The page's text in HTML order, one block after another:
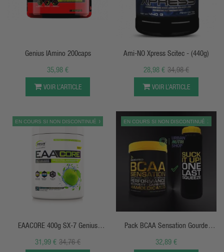
Genius IAmino 200caps
35,98 €
VOIR L’ARTICLE
Ami-NO Xpress Scitec - (440g)
34,98 €
28,98 €
VOIR L’ARTICLE
PROMO
EN COURS SI NON DISCONTINUÉ
APERÇU RAPIDE
EAACORE 400g SX-7 Genius
Nutrition34,76 €
31,99 €
PACK
EN COURS SI NON DISCONTINUÉ
Pack BCAA Sensation Gourde
Dedicated
32,89 €